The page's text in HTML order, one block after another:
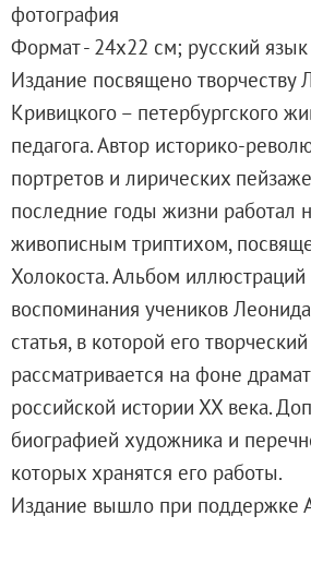
Наш авангард
Фёдор Васильев. К
Посетителям
Справочная информация
Адреса и часы работы
О билетах, льготах и
Правила покупки и
Правила посещения
Высказать мнение /
Экскурсии
Лекции и абонементы
Лекторий
Лекции
Абонементы
Доступный музей
фотография
Формат - 24х22 см; русский язык
Издание посвящено творчеству
Кривицкого – петербургского
педагога. Автор историко-
портретов и лирических
последние годы жизни работал
живописным триптихом,
Холокоста. Альбом
воспоминания учеников
статья, в которой его
рассматривается на фоне
российской истории ХХ века.
биографией художника и
которых хранятся его работы.
Издание вышло при поддержке